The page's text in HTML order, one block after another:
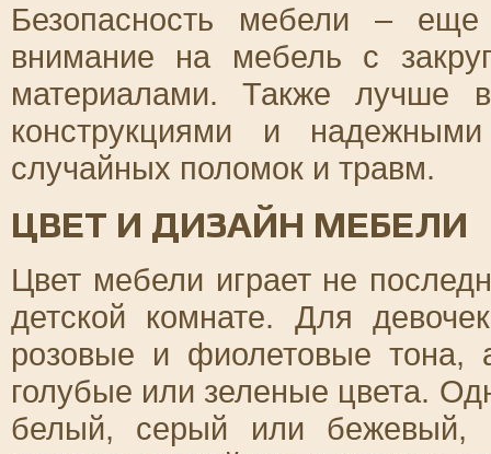
Безопасность мебели –
внимание на мебель с
материалами. Также лучше
конструкциями и
случайных поломок и травм.
ЦВЕТ И ДИЗАЙН МЕБЕЛИ
Цвет мебели играет не
детской комнате. Для
розовые и фиолетовые тона,
голубые или зеленые цвета.
белый, серый или бежевый,